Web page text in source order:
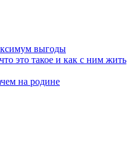
выгоды
это такое и как с ним жить
на родине